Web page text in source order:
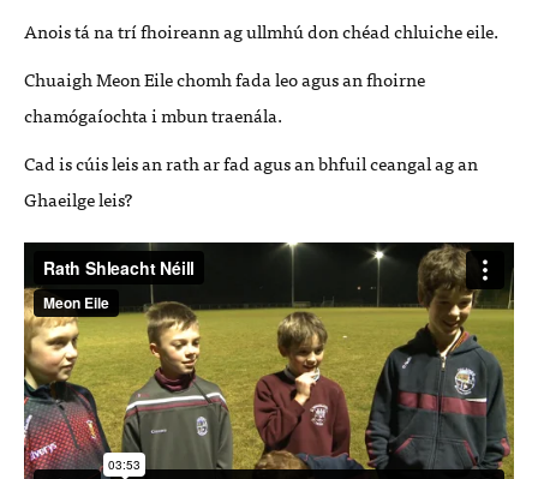
Anois tá na trí fhoireann ag ullmhú don chéad chluiche eile.
Chuaigh Meon Eile chomh fada leo agus an fhoirne
chamógaíochta i mbun traenála.
Cad is cúis leis an rath ar fad agus an bhfuil ceangal ag an
Ghaeilge leis?